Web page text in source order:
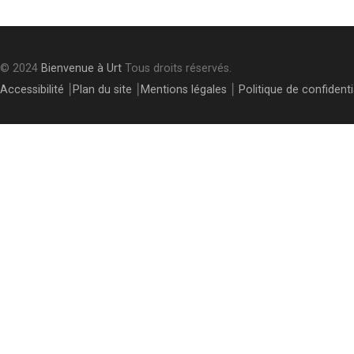
© 2024 Bienvenue à Urt Tous droits réservés.
Accessibilité
Plan du site Mentions légales Politique de